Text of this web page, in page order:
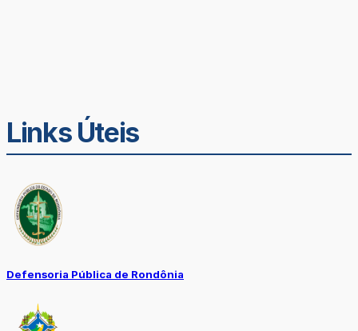
Links Úteis
Defensoria Pública de Rondônia